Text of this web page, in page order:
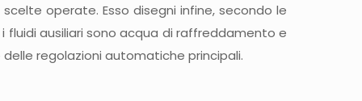
operate. Esso disegni infine, secondo le
fluidi ausiliari sono acqua di raffreddamento e
regolazioni automatiche principali.